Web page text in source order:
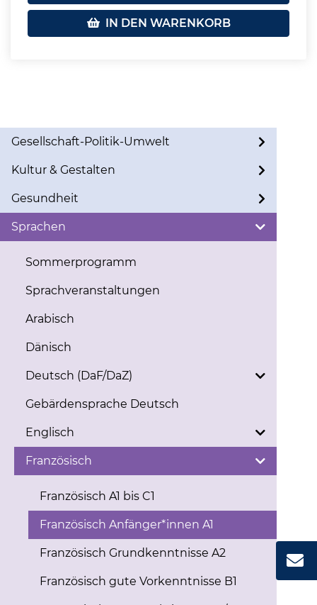
IN DEN WARENKORB
Gesellschaft-Politik-Umwelt
Kultur & Gestalten
Gesundheit
Sprachen
Sommerprogramm
Sprachveranstaltungen
Arabisch
Dänisch
Deutsch (DaF/DaZ)
Gebärdensprache Deutsch
Englisch
Französisch
Französisch A1 bis C1
Französisch Anfänger*innen A1
Französisch Grundkenntnisse A2
Französisch gute Vorkenntnisse B1